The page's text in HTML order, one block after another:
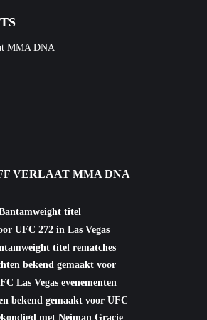
VERLAAT MMA DNA
titel rematches
bekend gemaakt voor UFC